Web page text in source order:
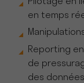
en temps
Reporting
de
des données